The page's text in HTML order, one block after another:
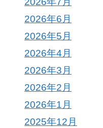
2026年6月
2026年5月
2026年4月
2026年3月
2026年2月
2026年1月
2025年12月